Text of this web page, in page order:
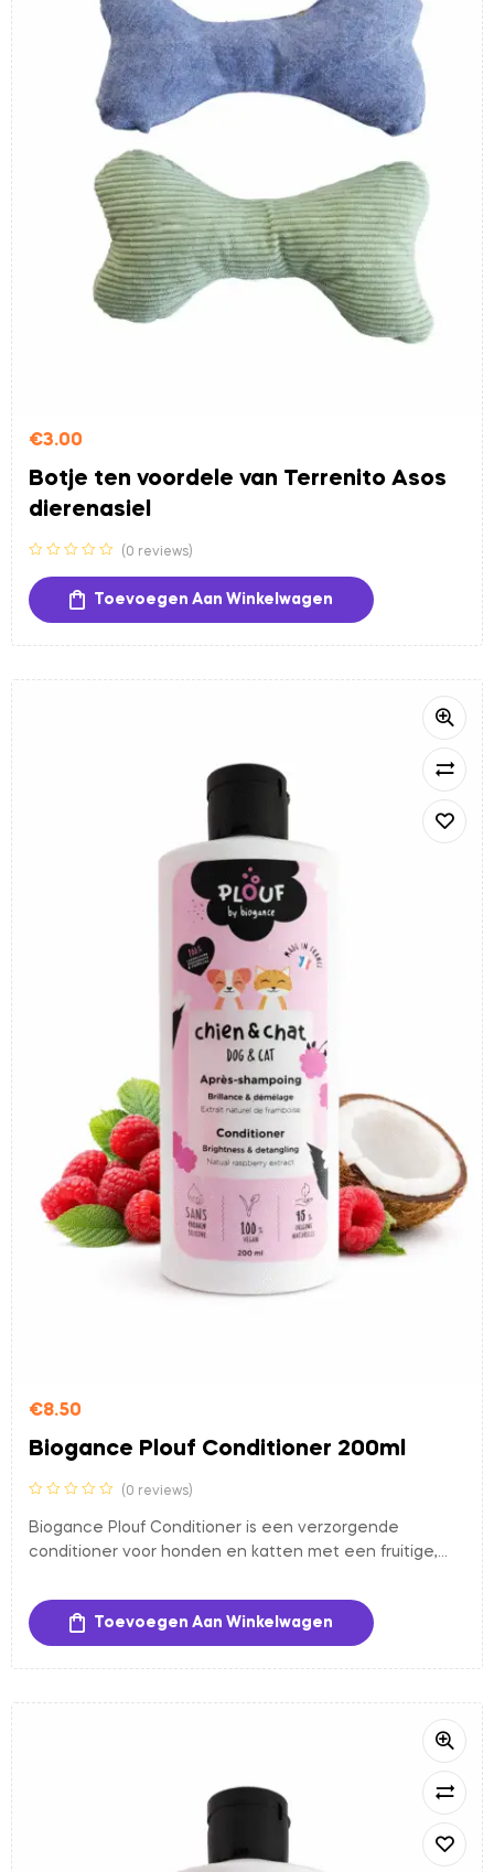
€3.00
Botje ten voordele van Terrenito Asos
dierenasiel
(0 reviews)
Toevoegen Aan Winkelwagen
€8.50
Biogance Plouf Conditioner 200ml
(0 reviews)
Biogance Plouf Conditioner is een verzorgende
conditioner voor honden en katten met een fruitige,
glans geeft en het ontwarren vergemakkelijkt. De
formule bevat 95% natuurlijke en biologische
ingrediënten, is vegan, vrij van parabenen en siliconen,
en zorgt voor een zachte, makkelijk doorborstelbare
Toevoegen Aan Winkelwagen